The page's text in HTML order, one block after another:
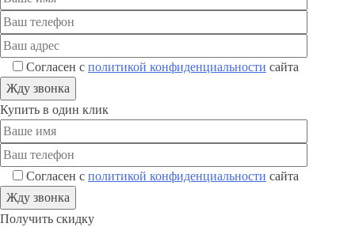
Согласен с политикой конфиденциальности сайта
Купить в один клик
Согласен с политикой конфиденциальности сайта
Получить скидку